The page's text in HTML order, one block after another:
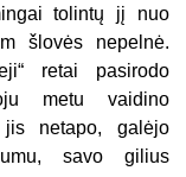
tolintų jį nuo
šlovės nepelnė.
retai pasirodo
metu vaidino
jis netapo, galėjo
savo gilius